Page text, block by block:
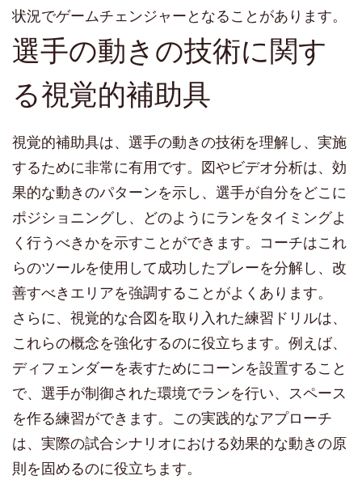
状況でゲームチェンジャーとなることがあります。
選手の動きの技術に関す
る視覚的補助具
視覚的補助具は、選手の動きの技術を理解し、実施
するために非常に有用です。図やビデオ分析は、効
果的な動きのパターンを示し、選手が自分をどこに
ポジショニングし、どのようにランをタイミングよ
く行うべきかを示すことができます。コーチはこれ
らのツールを使用して成功したプレーを分解し、改
善すべきエリアを強調することがよくあります。
さらに、視覚的な合図を取り入れた練習ドリルは、
これらの概念を強化するのに役立ちます。例えば、
ディフェンダーを表すためにコーンを設置すること
で、選手が制御された環境でランを行い、スペース
を作る練習ができます。この実践的なアプローチ
は、実際の試合シナリオにおける効果的な動きの原
則を固めるのに役立ちます。